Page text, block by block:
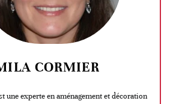
CORMIER
une experte en aménagement et décoration